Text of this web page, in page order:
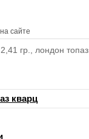
сайте
гр., лондон топаз
кварц